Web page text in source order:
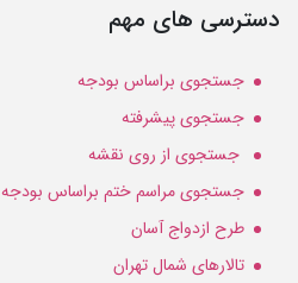
دسترسی های مهم
جستجوی براساس بودجه
جستجوی پیشرفته
جستجوی از روی نقشه
جستجوی مراسم ختم براساس بودجه
طرح ازدواج آسان
تالارهای شمال تهران